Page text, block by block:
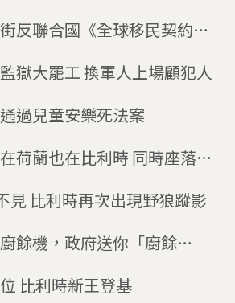
反聯合國《全球移民契約》
比利時監獄大罷工 換軍人上場顧犯人
過兒童安樂死法案
荷蘭也在比利時 同時座落在
100年不見 比利時再次出現野狼蹤影
餘機，政府送你「廚餘
危機
比利時新王登基